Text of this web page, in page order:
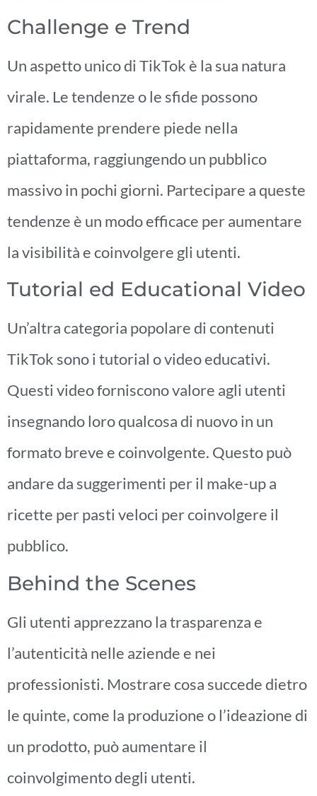
Challenge e Trend
Un aspetto unico di TikTok è la sua natura
virale. Le tendenze o le sfide possono
rapidamente prendere piede nella
piattaforma, raggiungendo un pubblico
massivo in pochi giorni. Partecipare a queste
tendenze è un modo efficace per aumentare
la visibilità e coinvolgere gli utenti.
Tutorial ed Educational Video
Un’altra categoria popolare di contenuti
TikTok sono i tutorial o video educativi.
Questi video forniscono valore agli utenti
insegnando loro qualcosa di nuovo in un
formato breve e coinvolgente. Questo può
andare da suggerimenti per il make-up a
ricette per pasti veloci per coinvolgere il
pubblico.
Behind the Scenes
Gli utenti apprezzano la trasparenza e
l’autenticità nelle aziende e nei
professionisti. Mostrare cosa succede dietro
le quinte, come la produzione o l’ideazione di
un prodotto, può aumentare il
coinvolgimento degli utenti.